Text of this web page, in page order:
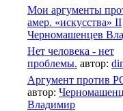
Мои аргументы
амер. «искусства» II
Черномашенцев
Нет человека - нет
проблемы. автор:
Аргумент против
автор:
Владимир